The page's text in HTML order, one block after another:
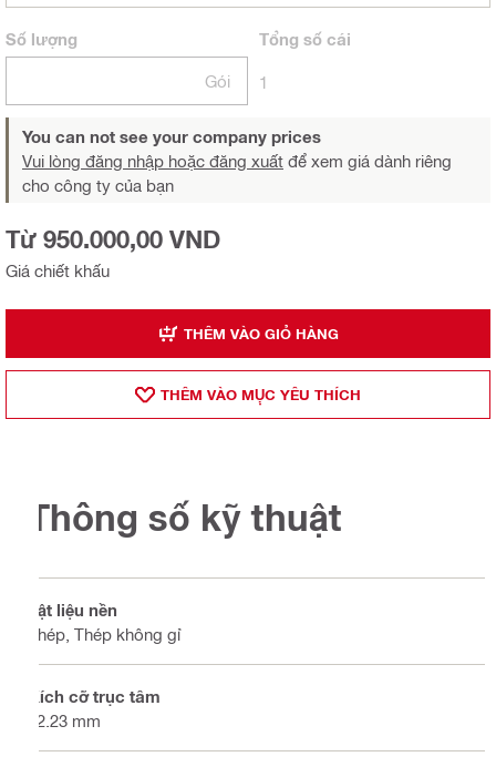
Số lượng
Gói
Tổng số cái
1
You can not see your company prices
Vui lòng đăng nhập hoặc đăng xuất để xem giá dành riêng
cho công ty của bạn
Giá chiết khấu
Từ 950.000,00 VND
THÊM VÀO GIỎ HÀNG
THÊM VÀO MỤ̣C YÊU THÍCH
Thông số kỹ thuật
Vật liệu nền
Thép, Thép không gỉ
Kích cỡ trục tâm
22.23 mm